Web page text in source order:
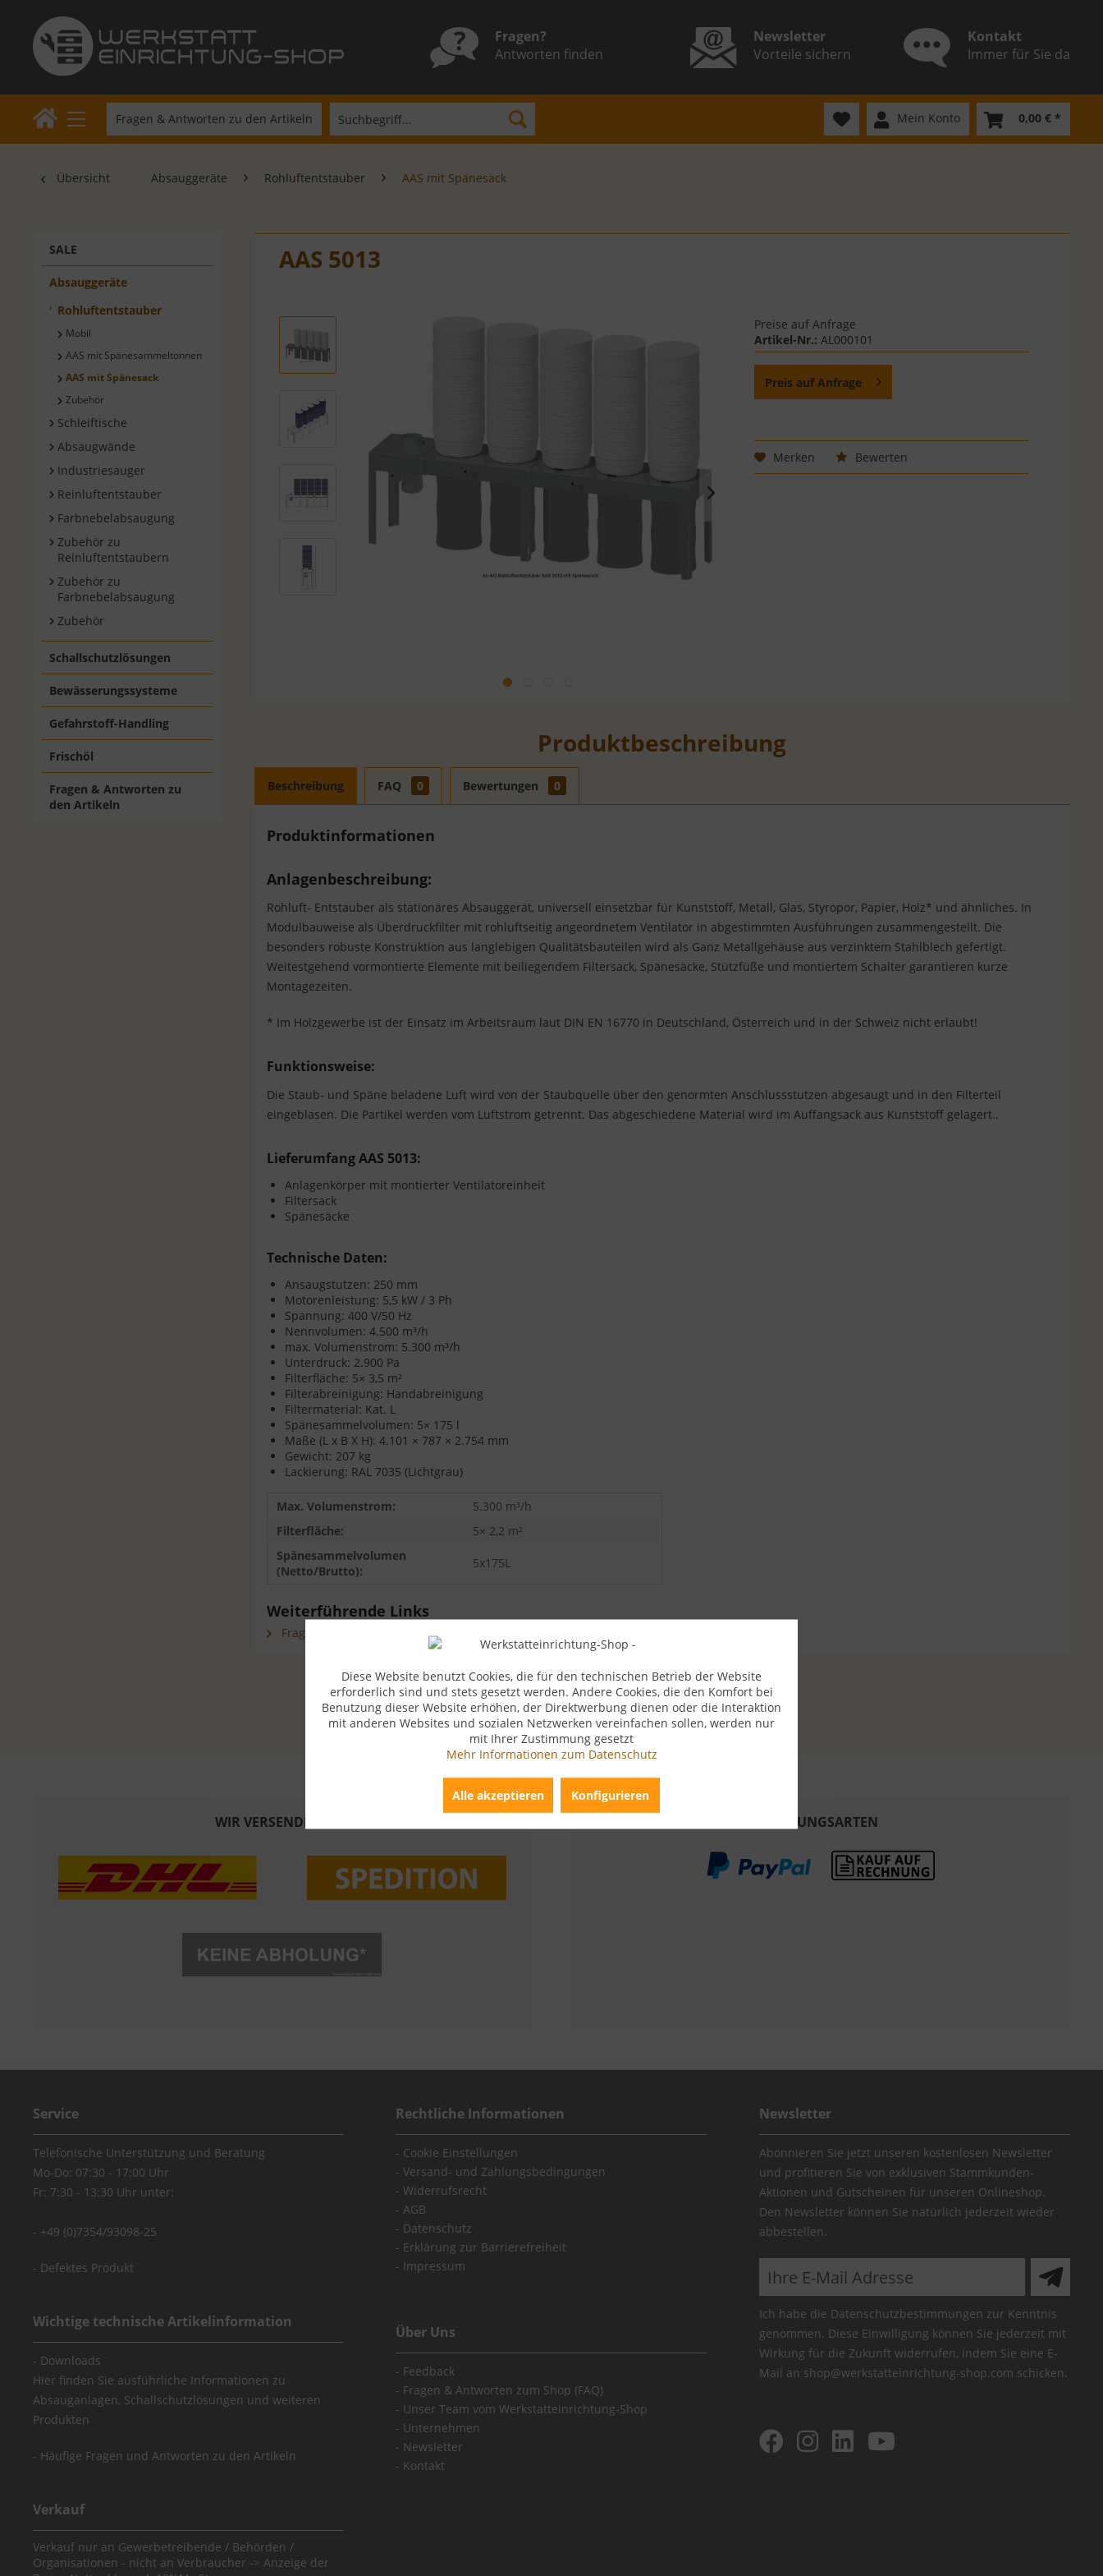
Fragen?
Antworten finden
Newsletter
Vorteile sichern
Kontakt
Immer für Sie da
Fragen & Antworten zu den Artikeln Mein Konto 0,00 € *
Übersicht Absauggeräte Rohluftentstauber AAS mit Spänesack
SALE
Absauggeräte
Rohluftentstauber
Mobil
AAS mit Spänesammeltonnen
AAS mit Spänesack
Zubehör
Schleiftische
Absaugwände
Industriesauger
Reinluftentstauber
Farbnebelabsaugung
Zubehör zu
Reinluftentstaubern
Zubehör zu
Farbnebelabsaugung
Zubehör
Schallschutzlösungen
Bewässerungssysteme
Gefahrstoff-Handling
Frischöl
Fragen & Antworten zu
den Artikeln
AAS 5013
Preise auf Anfrage
Artikel-Nr.: AL000101
Preis auf Anfrage
Merken Bewerten
Produktbeschreibung
Beschreibung FAQ 0 Bewertungen 0
Produktinformationen
Anlagenbeschreibung:
Rohluft- Entstauber als stationäres Absauggerät, universell einsetzbar für Kunststoff, Metall, Glas, Styropor, Papier, Holz* und ähnliches. In
Modulbauweise als Überdruckfilter mit rohluftseitig angeordnetem Ventilator in abgestimmten Ausführungen zusammengestellt. Die
besonders robuste Konstruktion aus langlebigen Qualitätsbauteilen wird als Ganz Metallgehäuse aus verzinktem Stahlblech gefertigt.
Weitestgehend vormontierte Elemente mit beiliegendem Filtersack, Spänesäcke, Stützfüße und montiertem Schalter garantieren kurze
Montagezeiten.
* Im Holzgewerbe ist der Einsatz im Arbeitsraum laut DIN EN 16770 in Deutschland, Österreich und in der Schweiz nicht erlaubt!
Funktionsweise:
Die Staub- und Späne beladene Luft wird von der Staubquelle über den genormten Anschlussstutzen abgesaugt und in den Filterteil
eingeblasen. Die Partikel werden vom Luftstrom getrennt. Das abgeschiedene Material wird im Auffangsack aus Kunststoff gelagert..
Lieferumfang AAS 5013:
Anlagenkörper mit montierter Ventilatoreinheit
Filtersack
Spänesäcke
Technische Daten:
Ansaugstutzen: 250 mm
Motorenleistung: 5,5 kW / 3 Ph
Spannung: 400 V/50 Hz
Nennvolumen: 4.500 m³/h
max. Volumenstrom: 5.300 m³/h
Unterdruck: 2.900 Pa
Filterfläche: 5× 3,5 m²
Filterabreinigung: Handabreinigung
Filtermaterial: Kat. L
Spänesammelvolumen: 5× 175 l
Maße (L x B X H): 4.101 × 787 × 2.754 mm
Gewicht: 207 kg
Lackierung: RAL 7035 (Lichtgrau)
Max. Volumenstrom:
5.300 m³/h
Filterfläche:
5× 2,2 m²
Spänesammelvolumen
(Netto/Brutto):
5x175L
Weiterführende Links
Fragen zum Artikel?
WIR VERSENDEN MIT ZAHLUNGSARTEN
Service
Telefonische Unterstützung und Beratung
Mo-Do: 07:30 - 17:00 Uhr
Fr: 7:30 - 13:30 Uhr unter:
+49 (0)7354/93098-25
Defektes Produkt
Wichtige technische Artikelinformation
Downloads
Hier finden Sie ausführliche Informationen zu
Absauganlagen, Schallschutzlösungen und weiteren
Produkten
Häufige Fragen und Antworten zu den Artikeln
Verkauf
Verkauf nur an Gewerbetreibende / Behörden /
Organisationen - nicht an Verbraucher -> Anzeige der
Rechtliche Informationen
Cookie Einstellungen
Versand- und Zahlungsbedingungen
Widerrufsrecht
AGB
Datenschutz
Erklärung zur Barrierefreiheit
Impressum
Über Uns
Feedback
Fragen & Antworten zum Shop (FAQ)
Unser Team vom Werkstatteinrichtung-Shop
Unternehmen
Newsletter
Kontakt
Newsletter
Abonnieren Sie jetzt unseren kostenlosen Newsletter
und profitieren Sie von exklusiven Stammkunden-
Aktionen und Gutscheinen für unseren Onlineshop.
Den Newsletter können Sie natürlich jederzeit wieder
abbestellen.
Ich habe die Datenschutzbestimmungen zur Kenntnis
genommen. Diese Einwilligung können Sie jederzeit mit
Wirkung für die Zukunft widerrufen, indem Sie eine E-
Mail an shop@werkstatteinrichtung-shop.com schicken.
Diese Website benutzt Cookies, die für den technischen Betrieb der Website
erforderlich sind und stets gesetzt werden. Andere Cookies, die den Komfort bei
Benutzung dieser Website erhöhen, der Direktwerbung dienen oder die Interaktion
mit anderen Websites und sozialen Netzwerken vereinfachen sollen, werden nur
mit Ihrer Zustimmung gesetzt
Mehr Informationen zum Datenschutz
Alle akzeptieren Konfigurieren